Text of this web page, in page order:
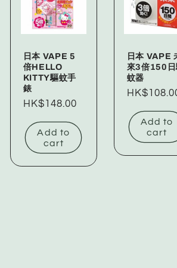
i
n
日本 VAPE 5
倍HELLO
KITTY驅蚊手
錶
Regular
HK$148.00
Add to
cart
日本 VAPE
來3倍150
蚊器
Regular
Add to
cart